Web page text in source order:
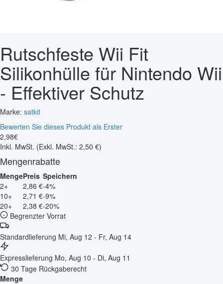
Rutschfeste Wii Fit
Silikonhülle für Nintendo Wii
- Effektiver Schutz
Marke: satkit
Bewerten Sie dieses Produkt als Erster
2,98€
Inkl. MwSt. (Exkl. MwSt.: 2,50 €)
Mengenrabatte
MengePreis Speichern
2+
2,86 €-4%
10+
2,71 €-9%
20+
2,38 €-20%
Begrenzter Vorrat
Standardlieferung Mi, Aug 12 - Fr, Aug 14
Expresslieferung Mo, Aug 10 - Di, Aug 11
30 Tage Rückgaberecht
Menge